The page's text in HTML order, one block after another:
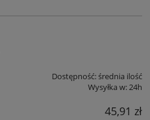
Dostępność:średnia ilość
Wysyłka w:24h
45,91 zł